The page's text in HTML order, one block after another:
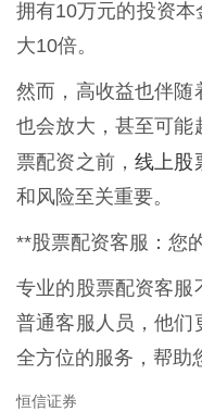
拥有10万元的投资
大10倍。
然而，高收益也伴随
也会放大，甚至可能
票配资之前，线上股
和风险至关重要。
**股票配资客服：您
专业的股票配资客服
普通客服人员，他们
全方位的服务，帮助
恒信证券